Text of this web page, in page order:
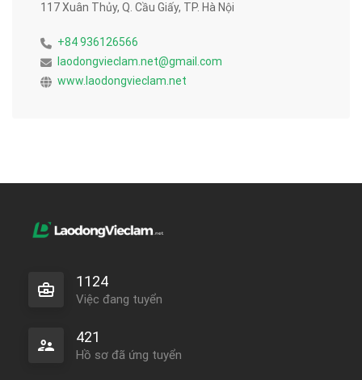
117 Xuân Thủy, Q. Cầu Giấy, TP. Hà Nội
+84 936126566
laodongvieclam.net@gmail.com
www.laodongvieclam.net
1124
Việc đang tuyển
421
Hồ sơ đã ứng tuyển